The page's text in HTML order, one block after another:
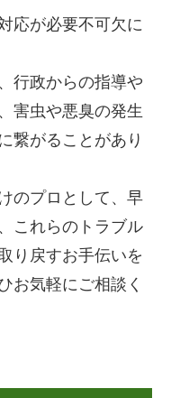
応が必要不可欠に
行政からの指導や
害虫や悪臭の発生
繋がることがあり
のプロとして、早
これらのトラブル
り戻すお手伝いを
お気軽にご相談く